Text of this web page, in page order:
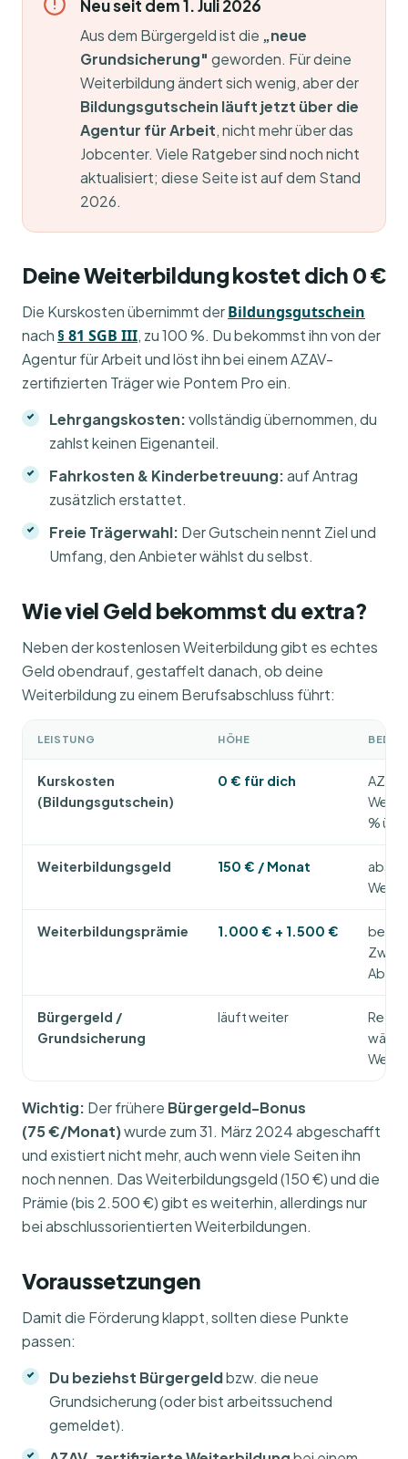
Neu seit dem 1. Juli 2026
Aus dem Bürgergeld ist die „neue
Grundsicherung" geworden. Für deine
Weiterbildung ändert sich wenig, aber der
Bildungsgutschein läuft jetzt über die
Agentur für Arbeit, nicht mehr über das
Jobcenter. Viele Ratgeber sind noch nicht
aktualisiert; diese Seite ist auf dem Stand
2026.
Deine Weiterbildung kostet dich 0 €
Die Kurskosten übernimmt derBildungsgutschein
nach§ 81 SGB III, zu 100 %. Du bekommst ihn von der
Agentur für Arbeit und löst ihn bei einem AZAV-
zertifizierten Träger wie Pontem Pro ein.
Lehrgangskosten:vollständig übernommen, du
zahlst keinen Eigenanteil.
Fahrkosten & Kinderbetreuung:auf Antrag
zusätzlich erstattet.
Freie Trägerwahl: Der Gutschein nennt Ziel und
Umfang, den Anbieter wählst du selbst.
Wie viel Geld bekommst du extra?
Neben der kostenlosen Weiterbildung gibt es echtes
Geld obendrauf, gestaffelt danach, ob deine
Weiterbildung zu einem Berufsabschluss führt:
LEISTUNG HÖHE
Kurskosten
(Bildungsgutschein)
0 € für dich
AZAV-
%
Weiterbildungsgeld 150 € / Monat
Weiterbildungsprämie 1.000 € + 1.500 €
Bürgergeld /
Grundsicherung
läuft weiter
Wichtig: Der frühere Bürgergeld-Bonus
(75 €/Monat)wurde zum 31. März 2024 abgeschafft
und existiert nicht mehr, auch wenn viele Seiten ihn
noch nennen. Das Weiterbildungsgeld (150 €) und die
Prämie (bis 2.500 €) gibt es weiterhin, allerdings nur
bei abschlussorientierten Weiterbildungen.
Voraussetzungen
Damit die Förderung klappt, sollten diese Punkte
passen:
Du beziehst Bürgergeldbzw. die neue
Grundsicherung (oder bist arbeitssuchend
gemeldet).